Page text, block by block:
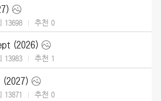
13698 추천 0
(2026)
13983 추천 1
(2027)
13871 추천 0